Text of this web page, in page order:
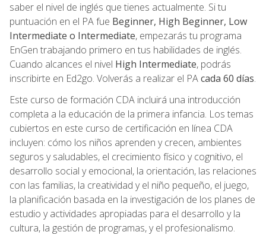
saber el nivel de inglés que tienes actualmente. Si tu
puntuación en el PA fue Beginner, High Beginner, Low
Intermediate o Intermediate, empezarás tu programa
EnGen trabajando primero en tus habilidades de inglés.
Cuando alcances el nivel High Intermediate, podrás
inscribirte en Ed2go. Volverás a realizar el PAcada 60 días.
Este curso de formación CDA incluirá una introducción
completa a la educación de la primera infancia. Los temas
cubiertos en este curso de certificación en línea CDA
incluyen: cómo los niños aprenden y crecen, ambientes
seguros y saludables, el crecimiento físico y cognitivo, el
desarrollo social y emocional, la orientación, las relaciones
con las familias, la creatividad y el niño pequeño, el juego,
la planificación basada en la investigación de los planes de
estudio y actividades apropiadas para el desarrollo y la
cultura, la gestión de programas, y el profesionalismo.